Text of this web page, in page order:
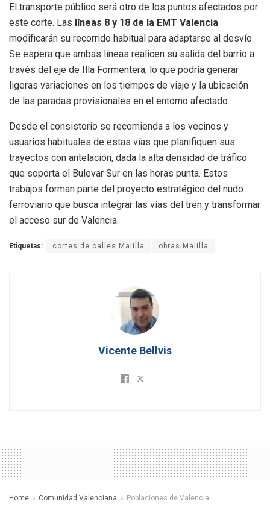
El transporte público será otro de los puntos afectados por
este corte. Las líneas 8 y 18 de la EMT Valencia
modificarán su recorrido habitual para adaptarse al desvío.
Se espera que ambas líneas realicen su salida del barrio a
través del eje de Illa Formentera, lo que podría generar
ligeras variaciones en los tiempos de viaje y la ubicación
de las paradas provisionales en el entorno afectado.
Desde el consistorio se recomienda a los vecinos y
usuarios habituales de estas vías que planifiquen sus
trayectos con antelación, dada la alta densidad de tráfico
que soporta el Bulevar Sur en las horas punta. Estos
trabajos forman parte del proyecto estratégico del nudo
ferroviario que busca integrar las vías del tren y transformar
el acceso sur de Valencia.
Etiquetas: cortes de calles Malilla obras Malilla
Vicente Bellvis
Home Comunidad Valenciana Poblaciones de Valencia